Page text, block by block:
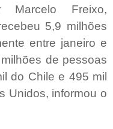
Marcelo Freixo,
5,9 milhões
entre janeiro e
de pessoas
do Chile e 495 mil
Unidos, informou o